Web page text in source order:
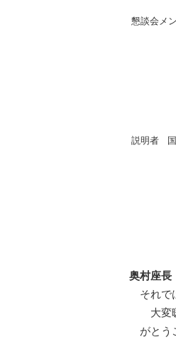
懇談会メ
説明者
奥村座長
それで
大変
がとう